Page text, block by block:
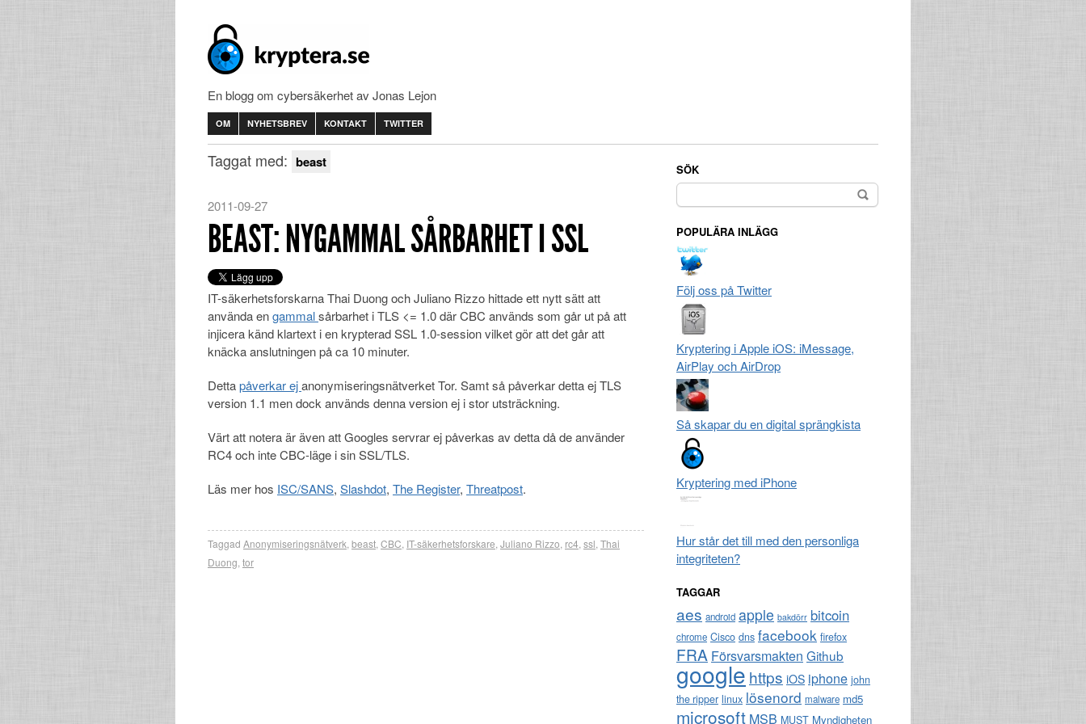
En blogg om cybersäkerhet av Jonas Lejon
OM NYHETSBREV KONTAKT TWITTER
Taggat med: beast
2011-09-27
BEAST: NYGAMMAL SÅRBARHET I SSL
IT-säkerhetsforskarna Thai Duong och Juliano Rizzo hittade ett nytt sätt att
använda engammalsårbarhet i TLS <= 1.0 där CBC används som går ut på att
injicera känd klartext i en krypterad SSL 1.0-session vilket gör att det går att
knäcka anslutningen på ca 10 minuter.
Dettapåverkar ejanonymiseringsnätverket Tor. Samt så påverkar detta ej TLS
version 1.1 men dock används denna version ej i stor utsträckning.
Värt att notera är även att Googles servrar ej påverkas av detta då de använder
RC4 och inte CBC-läge i sin SSL/TLS.
Läs mer hos ISC/SANS, Slashdot, The Register, Threatpost.
Taggad Anonymiseringsnätverk beast CBC IT-säkerhetsforskare Juliano Rizzo rc4 ssl Thai
Duong tor
SÖK
Sök
efter:
POPULÄRA INLÄGG
Följ oss på Twitter
Kryptering i Apple iOS: iMessage,
AirPlay och AirDrop
Så skapar du en digital sprängkista
Kryptering med iPhone
Hur står det till med den personliga
integriteten?
TAGGAR
aes android apple bakdörr bitcoin
chrome Cisco dns facebook firefox
FRA Försvarsmakten Github
google https iOS iphone john
the ripper linux lösenord malware md5
microsoft MSB MUST Myndigheten